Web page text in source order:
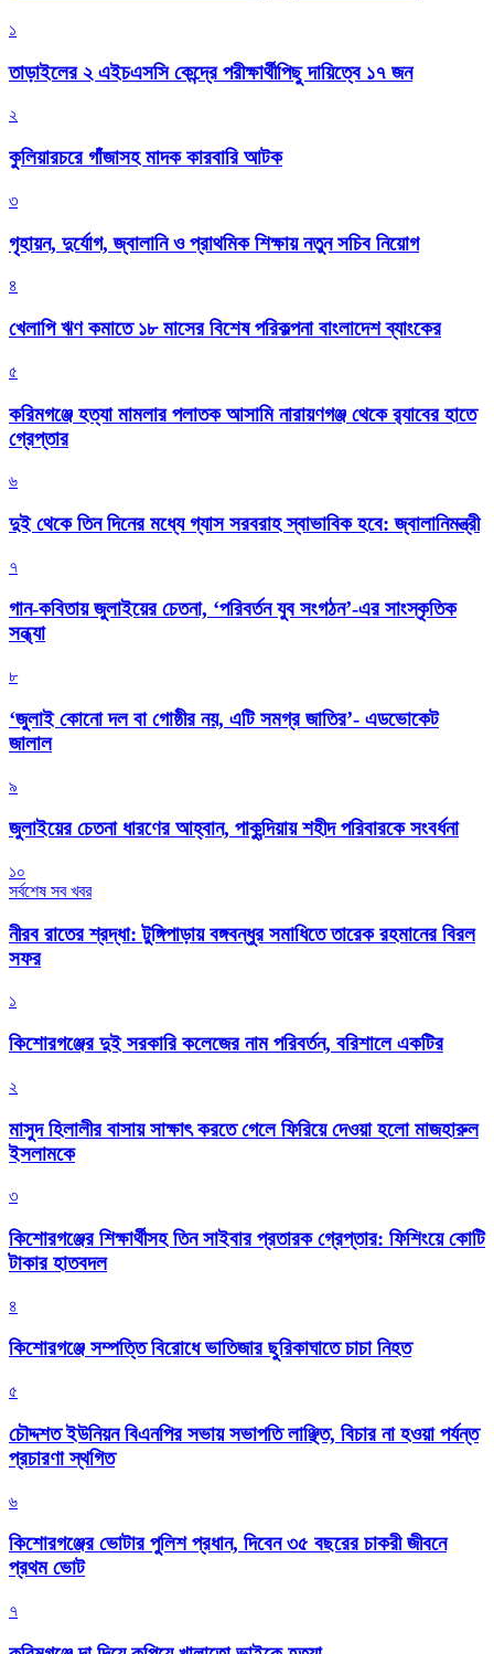
১
তাড়াইলের ২ এইচএসসি কেন্দ্রে পরীক্ষার্থীপিছু দায়িত্বে ১৭ জন
২
কুলিয়ারচরে গাঁজাসহ মাদক কারবারি আটক
৩
গৃহায়ন, দুর্যোগ, জ্বালানি ও প্রাথমিক শিক্ষায় নতুন সচিব নিয়োগ
৪
খেলাপি ঋণ কমাতে ১৮ মাসের বিশেষ পরিকল্পনা বাংলাদেশ ব্যাংকের
৫
করিমগঞ্জে হত্যা মামলার পলাতক আসামি নারায়ণগঞ্জ থেকে র‌্যাবের হাতে
গ্রেপ্তার
৬
দুই থেকে তিন দিনের মধ্যে গ্যাস সরবরাহ স্বাভাবিক হবে: জ্বালানিমন্ত্রী
৭
গান-কবিতায় জুলাইয়ের চেতনা, ‘পরিবর্তন যুব সংগঠন’-এর সাংস্কৃতিক
সন্ধ্যা
৮
‘জুলাই কোনো দল বা গোষ্ঠীর নয়, এটি সমগ্র জাতির’- এডভোকেট
জালাল
৯
জুলাইয়ের চেতনা ধারণের আহ্বান, পাকুন্দিয়ায় শহীদ পরিবারকে সংবর্ধনা
১০
সর্বশেষ সব খবর
নীরব রাতের শ্রদ্ধা: টুঙ্গিপাড়ায় বঙ্গবন্ধুর সমাধিতে তারেক রহমানের বিরল
সফর
১
কিশোরগঞ্জের দুই সরকারি কলেজের নাম পরিবর্তন, বরিশালে একটির
২
মাসুদ হিলালীর বাসায় সাক্ষাৎ করতে গেলে ফিরিয়ে দেওয়া হলো মাজহারুল
ইসলামকে
৩
কিশোরগঞ্জের শিক্ষার্থীসহ তিন সাইবার প্রতারক গ্রেপ্তার: ফিশিংয়ে কোটি
টাকার হাতবদল
৪
কিশোরগঞ্জে সম্পত্তি বিরোধে ভাতিজার ছুরিকাঘাতে চাচা নিহত
৫
চৌদ্দশত ইউনিয়ন বিএনপির সভায় সভাপতি লাঞ্ছিত, বিচার না হওয়া পর্যন্ত
প্রচারণা স্থগিত
৬
কিশোরগঞ্জের ভোটার পুলিশ প্রধান, দিবেন ৩৫ বছরের চাকরী জীবনে
প্রথম ভোট
৭